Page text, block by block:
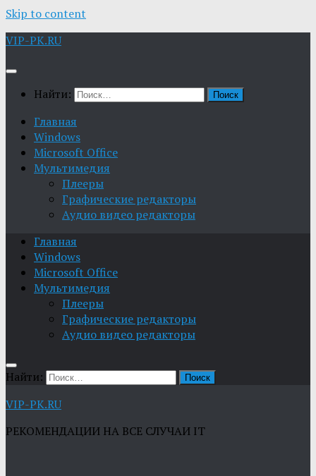
Skip to content
VIP-PK.RU
Найти:
Главная
Windows
Microsoft Office
Мультимедия
Плееры
Графические редакторы
Aудио видео редакторы
Главная
Windows
Microsoft Office
Мультимедия
Плееры
Графические редакторы
Aудио видео редакторы
Найти:
VIP-PK.RU
РЕКОМЕНДАЦИИ НА ВСЕ СЛУЧАИ IT